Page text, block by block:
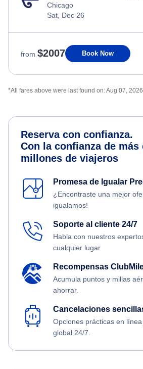
Chicago
Sat, Dec 26
from $2007 Book Now
*All fares above were last found on:Aug 07,
Reserva con confianza.
Con la confianza de más
millones de viajeros
Promesa de Igualar
¿Encontraste una mejor
igualamos!
Soporte al cliente 24/7
Habla con nuestros
cualquier lugar
Recompensas
Acumula puntos y millas
ahorrar.
Cancelaciones
Opciones prácticas en
global 24/7.